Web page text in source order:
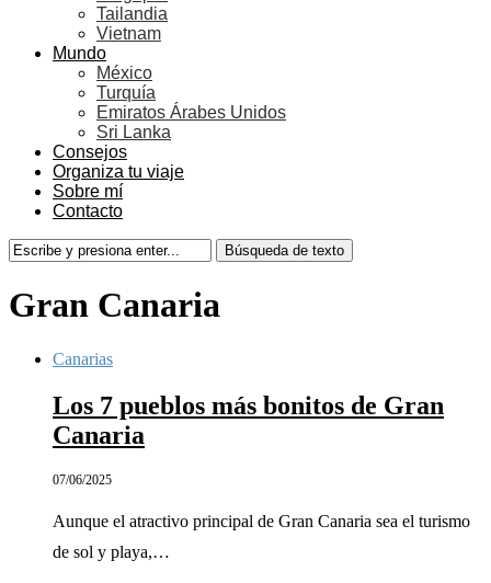
Tailandia
Vietnam
Mundo
México
Turquía
Emiratos Árabes Unidos
Sri Lanka
Consejos
Organiza tu viaje
Sobre mí
Contacto
Gran Canaria
Canarias
Los 7 pueblos más bonitos de Gran
Canaria
07/06/2025
Aunque el atractivo principal de Gran Canaria sea el turismo
de sol y playa,…